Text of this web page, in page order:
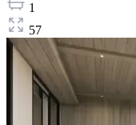
1
57